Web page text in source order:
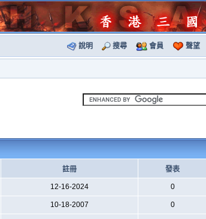
說明 搜尋 會員 聲望
註冊 發表
12-16-2024 0
10-18-2007 0